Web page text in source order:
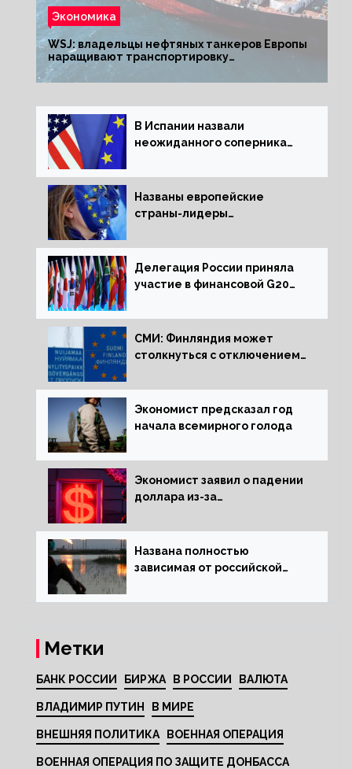
Экономика
WSJ: владельцы нефтяных танкеров Европы
наращивают транспортировку
из РФ до санкций
В Испании назвали
неожиданного соперника
Названы европейские
страны-лидеры
активов
Делегация России приняла
участие в финансовой G20
СМИ: Финляндия может
столкнуться с отключением
Экономист предсказал год
начала всемирного голода
Экономист заявил о падении
доллара из-за
Названа полностью
зависимая от российской
Метки
БАНК РОССИИ БИРЖА В РОССИИ ВАЛЮТА
ВЛАДИМИР ПУТИН В МИРЕ
ВНЕШНЯЯ ПОЛИТИКА ВОЕННАЯ ОПЕРАЦИЯ
ВОЕННАЯ ОПЕРАЦИЯ ПО ЗАЩИТЕ ДОНБАССА